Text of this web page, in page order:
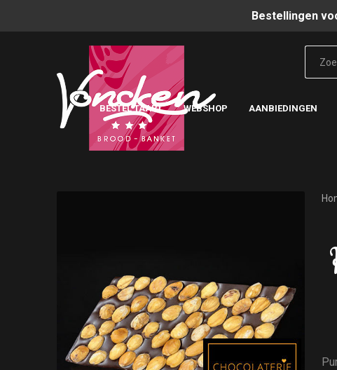
Bestellingen
BESTEL TAART WEBSHOP AANBIEDINGEN